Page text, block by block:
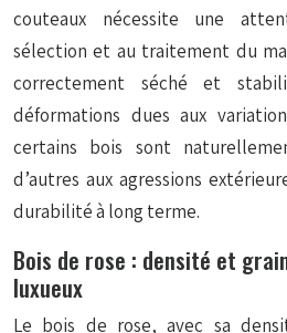
couteaux nécessite une
sélection et au traitement du
correctement séché et
déformations dues aux
certains bois sont
d’autres aux agressions
durabilité à long terme.
Bois de rose : densité et
luxueux
Le bois de rose, avec sa